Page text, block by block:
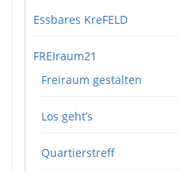
Essbares KreFELD
FREIraum21
Freiraum gestalten
Los geht’s
Quartierstreff